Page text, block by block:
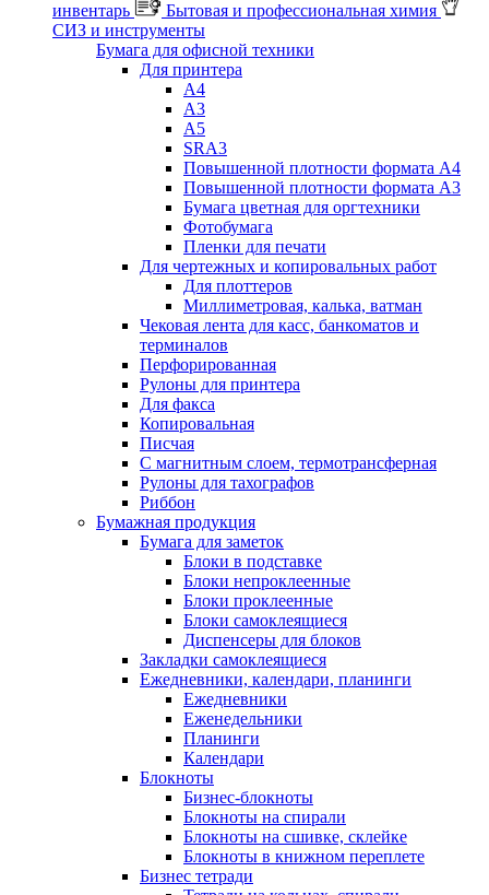
инвентарь
Бытовая и профессиональная химия
СИЗ и инструменты
Бумага для офисной техники
Для принтера
А4
А3
А5
SRA3
Повышенной плотности формата А4
Повышенной плотности формата А3
Бумага цветная для оргтехники
Фотобумага
Пленки для печати
Для чертежных и копировальных работ
Для плоттеров
Миллиметровая, калька, ватман
Чековая лента для касс, банкоматов и
терминалов
Перфорированная
Рулоны для принтера
Для факса
Копировальная
Писчая
С магнитным слоем, термотрансферная
Рулоны для тахографов
Риббон
Бумажная продукция
Бумага для заметок
Блоки в подставке
Блоки непроклеенные
Блоки проклеенные
Блоки самоклеящиеся
Диспенсеры для блоков
Закладки самоклеящиеся
Ежедневники, календари, планинги
Ежедневники
Еженедельники
Планинги
Календари
Блокноты
Бизнес-блокноты
Блокноты на спирали
Блокноты на сшивке, склейке
Блокноты в книжном переплете
Бизнес тетради